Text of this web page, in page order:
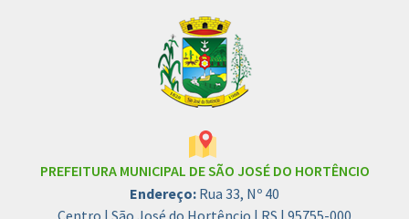
PREFEITURA MUNICIPAL DE SÃO JOSÉ DO HORTÊNCIO
Endereço: Rua 33, Nº 40
Centro | São José do Hortêncio | RS | 95755-000